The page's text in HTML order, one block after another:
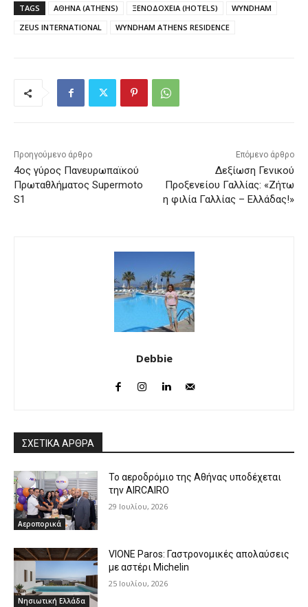
TAGS ΑΘΗΝΑ (ATHENS) ΞΕΝΟΔΟΧΕΙΑ (HOTELS)
WYNDHAM
ZEUS INTERNATIONAL
WYNDHAM ATHENS RESIDENCE
Προηγούμενο άρθρο
4ος γύρος Πανευρωπαϊκού
Πρωταθλήματος Supermoto
S1
Επόμενο άρθρο
Δεξίωση Γενικού
Προξενείου Γαλλίας: «Ζήτω
η φιλία Γαλλίας – Ελλάδας!»
Debbie
ΣΧΕΤΙΚΑ ΑΡΘΡΑ
Αεροπορικά
Το αεροδρόμιο της Αθήνας υποδέχεται
την AIRCAIRO
29 Ιουλίου, 2026
Νησιωτική Ελλάδα
VIONE Paros: Γαστρονομικές απολαύσεις
με αστέρι Michelin
25 Ιουλίου, 2026